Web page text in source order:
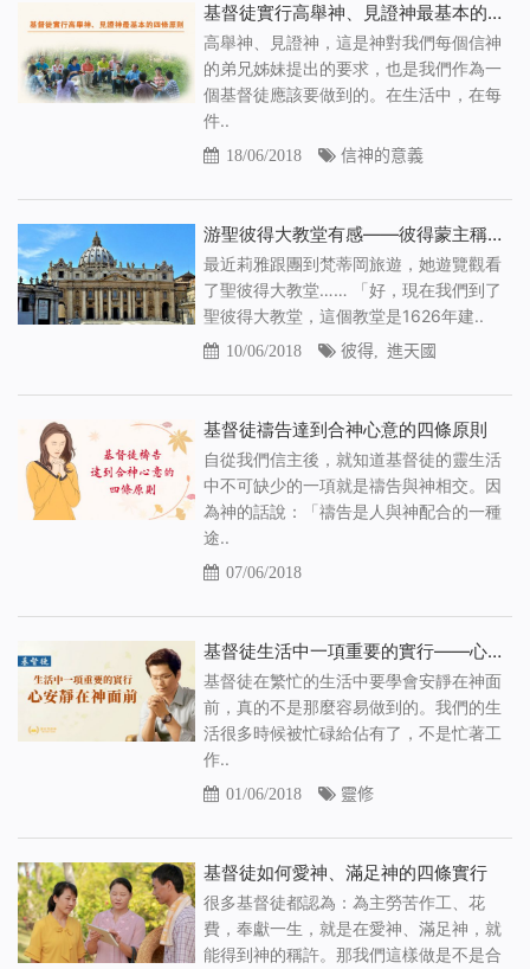
基督徒實行高舉神、見證神最基本的四條原則
高舉神、見證神，這是神對我們每個信神
的弟兄姊妹提出的要求，也是我們作為一
個基督徒應該要做到的。在生活中，在每
件..
18/06/2018 信神的意義
游聖彼得大教堂有感——彼得蒙主稱許的實行
最近莉雅跟團到梵蒂岡旅遊，她遊覽觀看
了聖彼得大教堂…… 「好，現在我們到了
聖彼得大教堂，這個教堂是1626年建..
10/06/2018 彼得, 進天國
基督徒禱告達到合神心意的四條原則
自從我們信主後，就知道基督徒的靈生活
中不可缺少的一項就是禱告與神相交。因
為神的話說：「禱告是人與神配合的一種
途..
07/06/2018
基督徒生活中一項重要的實行——心安靜在神面前
基督徒在繁忙的生活中要學會安靜在神面
前，真的不是那麼容易做到的。我們的生
活很多時候被忙碌給佔有了，不是忙著工
作..
01/06/2018 靈修
基督徒如何愛神、滿足神的四條實行
很多基督徒都認為：為主勞苦作工、花
費，奉獻一生，就是在愛神、滿足神，就
能得到神的稱許。那我們這樣做是不是合